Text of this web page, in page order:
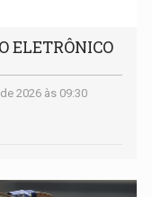
ELETRÔNICO
2026 às 09:30